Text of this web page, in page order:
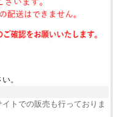
。
トでの販売も行っておりま